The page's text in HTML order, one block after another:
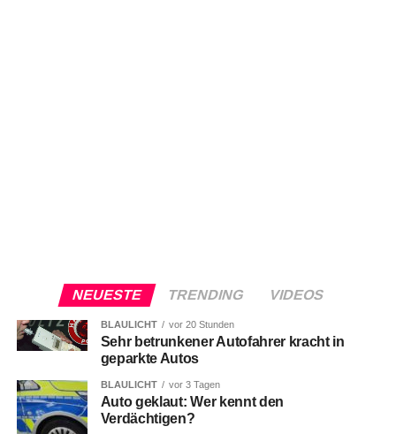
NEUESTE TRENDING VIDEOS
BLAULICHT vor 20 Stunden
Sehr betrunkener Autofahrer kracht in
geparkte Autos
BLAULICHT vor 3 Tagen
Auto geklaut: Wer kennt den
Verdächtigen?